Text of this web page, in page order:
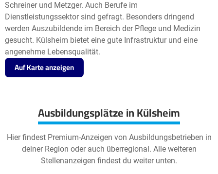
Schreiner und Metzger. Auch Berufe im
Dienstleistungssektor sind gefragt. Besonders dringend
werden Auszubildende im Bereich der Pflege und Medizin
gesucht. Külsheim bietet eine gute Infrastruktur und eine
angenehme Lebensqualität.
Auf Karte anzeigen
Ausbildungsplätze in Külsheim
Hier findest Premium-Anzeigen von Ausbildungsbetrieben in
deiner Region oder auch überregional. Alle weiteren
Stellenanzeigen findest du weiter unten.